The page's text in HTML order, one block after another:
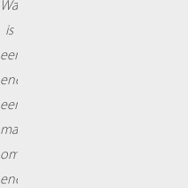
Waterstof
is
een
energiedrager;
een
manier
om
energie